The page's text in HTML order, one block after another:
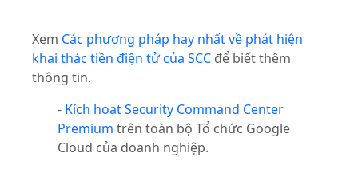
Xem Các phương pháp hay nhất về phát hiện
khai thác tiền điện tử của SCC để biết thêm
thông tin.
- Kích hoạt Security Command Center
Premium trên toàn bộ Tổ chức Google
Cloud của doanh nghiệp.